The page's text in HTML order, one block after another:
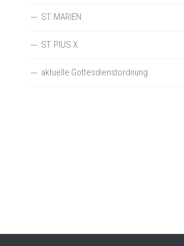
ST. MARIEN
ST. PIUS X.
aktuelle Gottesdienstordnung